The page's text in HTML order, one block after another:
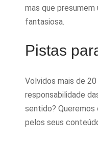
mas que
fantasiosa.
Pistas
Volvidos mais de
responsabilidade
sentido?
pelos seus